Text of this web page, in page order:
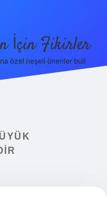
İçin Fikirler
özel neşeli öneriler bul!